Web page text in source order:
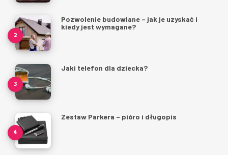
Pozwolenie budowlane – jak je uzyskać i
kiedy jest wymagane?
Jaki telefon dla dziecka?
Zestaw Parkera – pióro i długopis